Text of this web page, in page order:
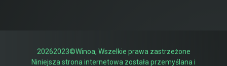
20262023©Winoa, Wszelkie prawa zastrzeżone
Niniejsza strona internetowa została przemyślana i